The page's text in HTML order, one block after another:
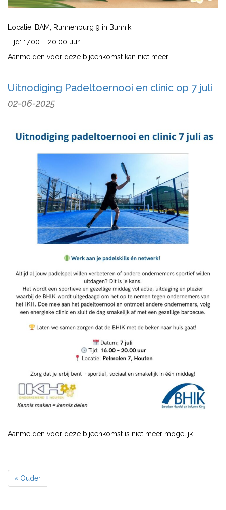
Locatie: BAM, Runnenburg 9 in Bunnik
Tijd: 17.00 – 20.00 uur
Aanmelden voor deze bijeenkomst kan niet meer.
Uitnodiging Padeltoernooi en clinic op 7 juli
02-06-2025
Aanmelden voor deze bijeenkomst is niet meer mogelijk.
« Ouder